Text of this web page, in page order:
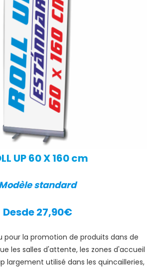
UP 60 X 160 cm
standard
Desde 27,90€
pour la promotion de produits dans de
les salles d'attente, les zones d'accueil
largement utilisé dans les quincailleries,